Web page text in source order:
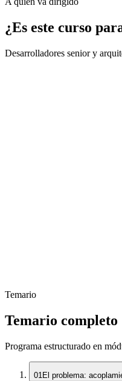
¿Es este curso
Desarrolladores senior y
Temario
Temario completo
Programa estructurado en
01El problema: